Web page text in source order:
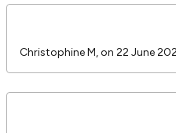
Christophine M, on 22 June